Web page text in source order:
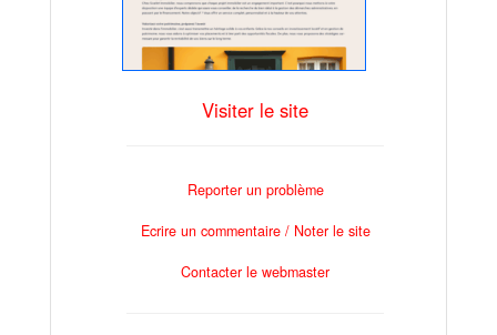
Visiter le site
Reporter un problème
Ecrire un commentaire / Noter le site
Contacter le webmaster